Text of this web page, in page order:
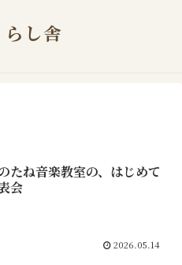
し舎
たね音楽教室の、はじめて
会
2026.05.14